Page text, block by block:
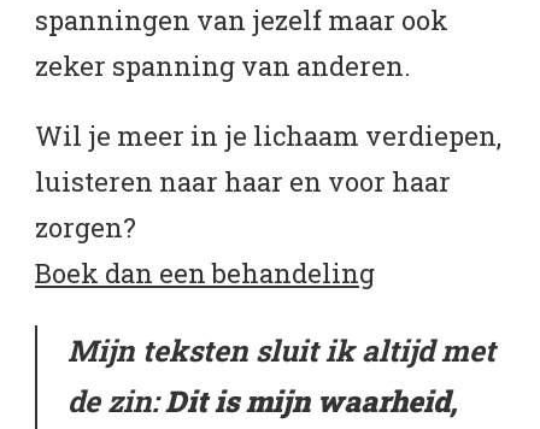
spanningen van jezelf maar ook
zeker spanning van anderen.
Wil je meer in je lichaam verdiepen,
luisteren naar haar en voor haar
zorgen?
Boek dan een behandeling
Mijn teksten sluit ik altijd met
de zin:Dit is mijn waarheid,